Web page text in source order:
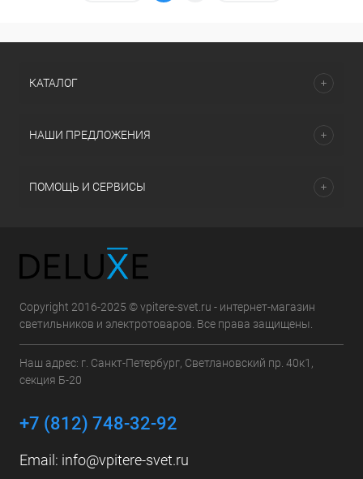
КАТАЛОГ
НАШИ ПРЕДЛОЖЕНИЯ
ПОМОЩЬ И СЕРВИСЫ
Copyright 2016-2025 © vpitere-svet.ru - интернет-магазин
светильников и электротоваров. Все права защищены.
Наш адрес: г. Санкт-Петербург, Светлановский пр. 40к1,
секция Б-20
+7 (812) 748-32-92
Email: info@vpitere-svet.ru